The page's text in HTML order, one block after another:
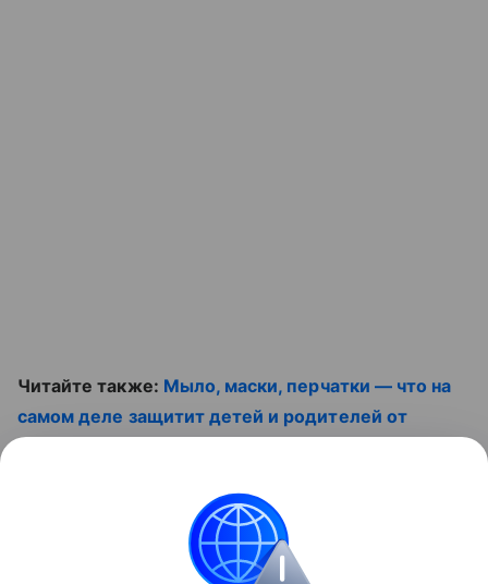
Читайте также: Мыло, маски, перчатки — что на
самом деле защитит детей и родителей от
Контент недоступен